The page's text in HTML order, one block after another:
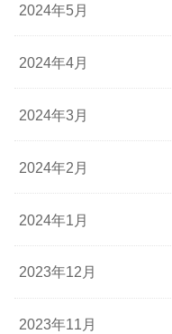
2024年5月
2024年4月
2024年3月
2024年2月
2024年1月
2023年12月
2023年11月